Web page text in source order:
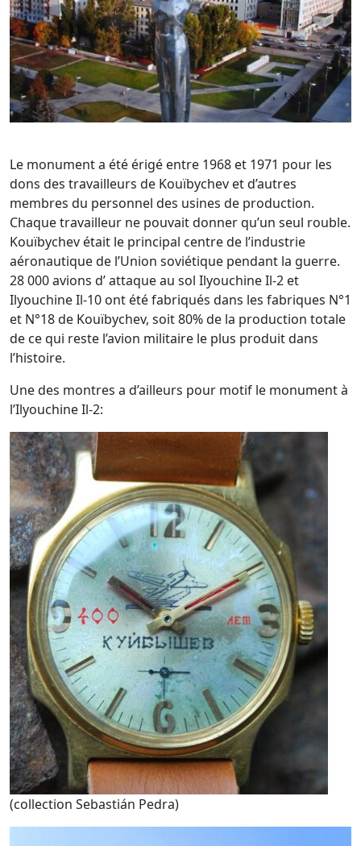
Le monument a été érigé entre 1968 et 1971 pour les
dons des travailleurs de Kouïbychev et d’autres
membres du personnel des usines de production.
Chaque travailleur ne pouvait donner qu’un seul rouble.
Kouïbychev était le principal centre de l’industrie
aéronautique de l’Union soviétique pendant la guerre.
28 000 avions d’ attaque au sol Ilyouchine Il-2 et
Ilyouchine Il-10 ont été fabriqués dans les fabriques N°1
et N°18 de Kouïbychev, soit 80% de la production totale
de ce qui reste l’avion militaire le plus produit dans
l’histoire.
Une des montres a d’ailleurs pour motif le monument à
l’Ilyouchine Il-2:
(collection Sebastián Pedra)